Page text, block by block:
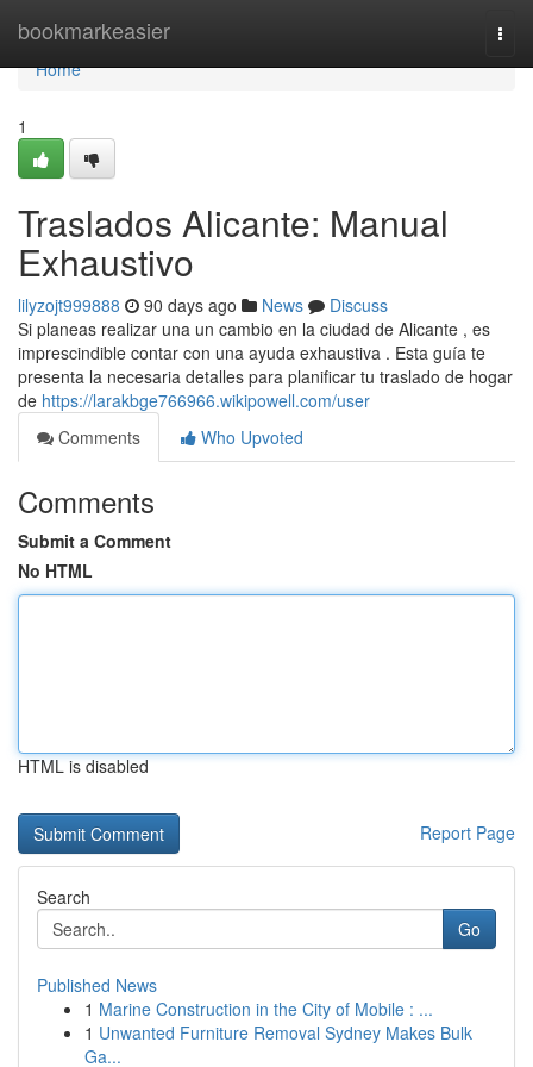
bookmarkeasier
Home
Home
1
Traslados Alicante: Manual
Exhaustivo
lilyzojt999888 90 days ago News
Discuss
Si planeas realizar una un cambio en la ciudad de Alicante , es
imprescindible contar con una ayuda exhaustiva . Esta guía te
presenta la necesaria detalles para planificar tu traslado de hogar
de https://larakbge766966.wikipowell.com/user
Comments
Who Upvoted
Comments
Submit a Comment
No HTML
HTML is disabled
Report Page
Search
Go
Published News
1 Marine Construction in the City of Mobile : ...
1 Unwanted Furniture Removal Sydney Makes Bulk
Ga...